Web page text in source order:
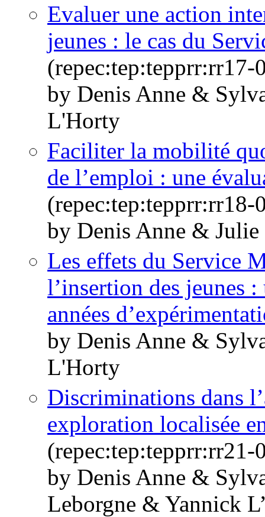
Evaluer une action
jeunes : le cas du
(repec:tep:tepprr:rr17-
by Denis Anne &
L'Horty
Faciliter la mobilité
de l’emploi : une
(repec:tep:tepprr:rr18-
by Denis Anne &
Les effets du Service
l’insertion des jeunes
années
by Denis Anne &
L'Horty
Discriminations dans
exploration localisée
(repec:tep:tepprr:rr21-
by Denis Anne &
Leborgne & Yannick